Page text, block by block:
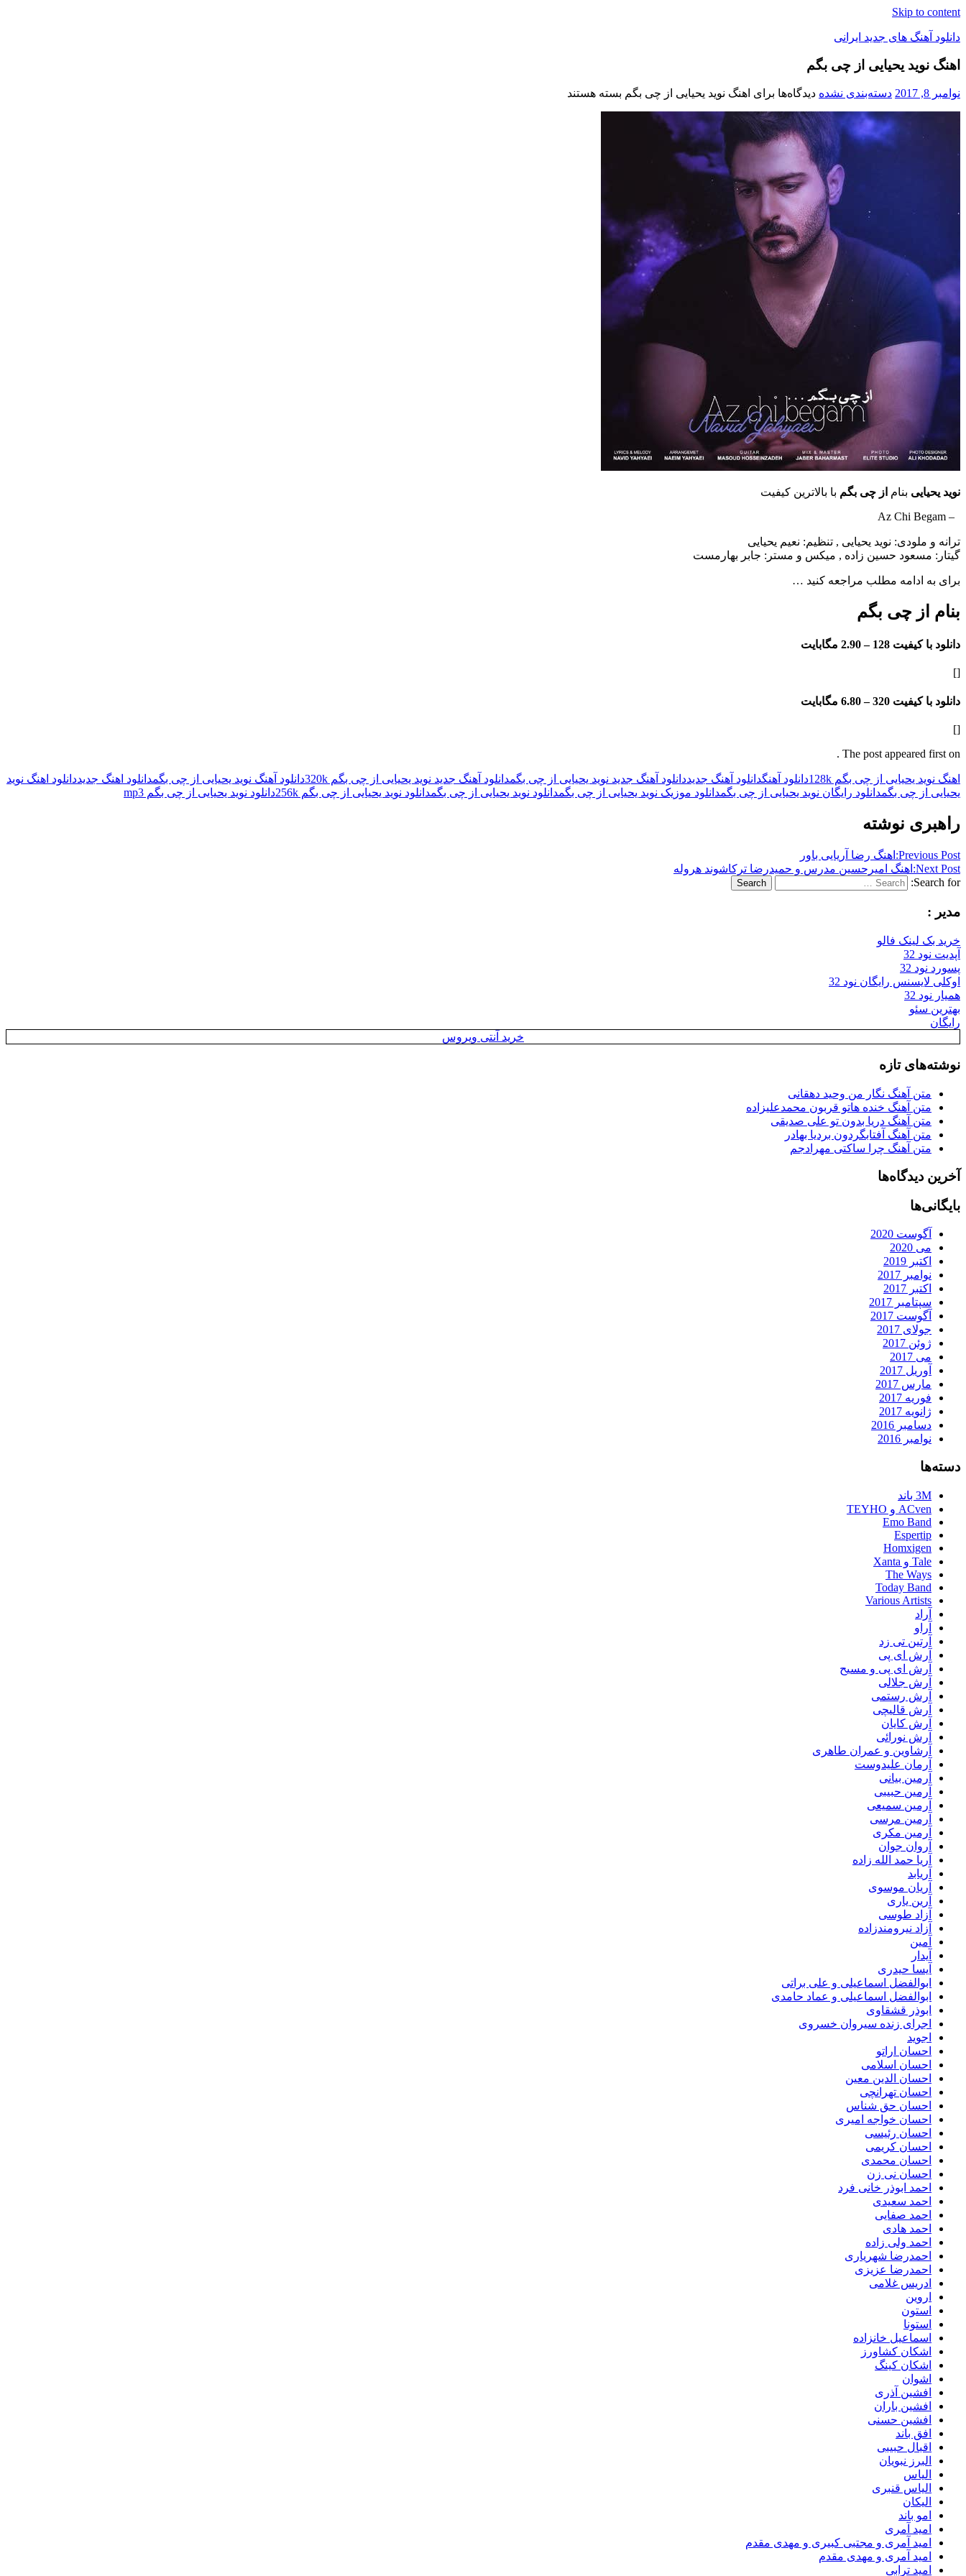
Skip to content
دانلود آهنگ های جدید ایرانی
دانلود
فول
آلبوم
موزیک
اهنگ نوید یحیایی از چی بگم
نوامبر 8, 2017 دسته‌بندی نشده دیدگاه‌ها برای اهنگ نوید یحیایی از چی بگم بسته هستند
نوید یحیایی بنام از چی بگم با بالاترین کیفیت
– Az Chi Begam
ترانه و ملودی: نوید یحیایی , تنظیم: نعیم یحیایی
گیتار: مسعود حسین زاده , میکس و مستر: جابر بهارمست
برای به ادامه مطلب مراجعه کنید …
بنام از چی بگم
دانلود با کیفیت 128 – 2.90 مگابایت
[]
دانلود با کیفیت 320 – 6.80 مگابایت
[]
The post appeared first on .
اهنگ نوید یحیایی از چی بگم 128k دانلود آهنگدانلود آهنگ جدیددانلود آهنگ جدید نوید یحیایی از چی بگمدانلود آهنگ جدید نوید یحیایی از چی بگم 320k دانلود آهنگ نوید یحیایی از چی بگمدانلود اهنگ جدیددانلود اهنگ نوید
یحیایی از چی بگمدانلود رایگان نوید یحیایی از چی بگمدانلود موزیک نوید یحیایی از چی بگمدانلود نوید یحیایی از چی بگمدانلود نوید یحیایی از چی بگم 256k دانلود نوید یحیایی از چی بگم mp3
راهبری نوشته
Previous Post: اهنگ رضا آریایی باور
Next Post: اهنگ امیرحسین مدرس و حمیدرضا ترکاشوند هروله
Search for:
Search
مدیر :
خرید بک لینک فالو
آپدیت نود 32
پسورد نود 32
اوکلی لایسنس رایگان نود 32
همیار نود 32
بهترین سئو
رایگان
خرید آنتی ویروس
نوشته‌های تازه
متن آهنگ نگار من وحید دهقانی
متن آهنگ خنده هاتو قربون محمدعلیزاده
متن آهنگ دریا بدون تو علی صدیقی
متن آهنگ آفتابگردون بردیا بهادر
متن آهنگ چرا ساکتی مهرادجم
آخرین دیدگاه‌ها
بایگانی‌ها
آگوست 2020
می 2020
اکتبر 2019
نوامبر 2017
اکتبر 2017
سپتامبر 2017
آگوست 2017
جولای 2017
ژوئن 2017
می 2017
آوریل 2017
مارس 2017
فوریه 2017
ژانویه 2017
دسامبر 2016
نوامبر 2016
دسته‌ها
3M باند
ACven و TEYHO
Emo Band
Espertip
Homxigen
Tale و Xanta
The Ways
Today Band
Various Artists
آراد
آراو
آرتین تی زد
آرش ای پی
آرش ای پی و مسیح
آرش جلالی
آرش رستمی
آرش قالیچی
آرش کایان
آرش نورائی
آرشاوین و عمران طاهری
آرمان علیدوست
آرمین بیانی
آرمین حبیبی
آرمین سمیعی
آرمین مرسی
آرمین مکری
آروان جوان
آریا حمد الله زاده
آریابد
آریان موسوی
آرین یاری
آزاد طوسی
آزاد نیرومندزاده
آمین
آیدار
آیسا حیدری
ابوالفضل اسماعیلی و علی براتی
ابوالفضل اسماعیلی و عماد حامدی
ابوذر قشقاوی
اجرای زنده سیروان خسروی
اجوید
احسان اراتو
احسان اسلامی
احسان الدین معین
احسان تهرانچی
احسان حق شناس
احسان خواجه امیری
احسان رئیسی
احسان کریمی
احسان محمدی
احسان نی زن
احمد ابوذر خانی فرد
احمد سعیدی
احمد صفایی
احمد هادی
احمد ولی زاده
احمدرضا شهریاری
احمدرضا عزیزی
ادریس غلامی
اروین
استون
استونا
اسماعیل خانزاده
اشکان کشاورز
اشکان کینگ
اشوان
افشین آذری
افشین باران
افشین حسنی
افق باند
اقبال حبیبی
البرز نبویان
الیاس
الیاس قنبرى
الیکان
امو باند
امید آمری
امید آمری و مجتبی کبیری و مهدى مقدم
امید آمری و مهدی مقدم
امید ترابی